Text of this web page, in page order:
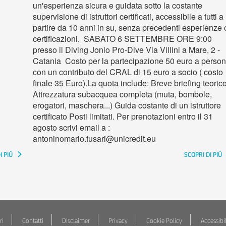
PIÚ
un'esperienza sicura e guidata sotto la costante
supervisione di istruttori certificati, accessibile a tutti a
partire da 10 anni in su, senza precedenti esperienze
certificazioni. SABATO 6 SETTEMBRE ORE 9:00
presso il Diving Jonio Pro-Dive Via Villini a Mare, 2 -
Catania Costo per la partecipazione 50 euro a
con un contributo del CRAL di 15 euro a socio ( costo
finale 35 Euro).La quota include: Breve briefing
Attrezzatura subacquea completa (muta, bombole,
erogatori, maschera...) Guida costante di un istruttore
certificato Posti limitati. Per prenotazioni entro il 31
agosto scrivi email a :
antoninomario.fusari@unicredit.eu
SCOPRI DI PIÚ
Contatti Disclaimer Privacy Cookie Policy